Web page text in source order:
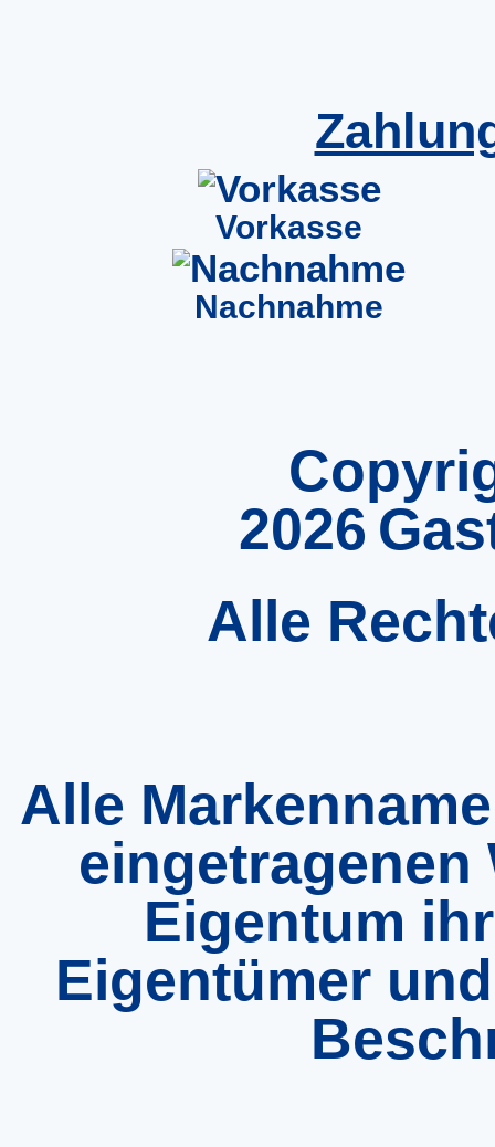
Vorkasse
Nachnahme
2026
Alle
Alle
eingetragenen
Eigentum
Eigentümer